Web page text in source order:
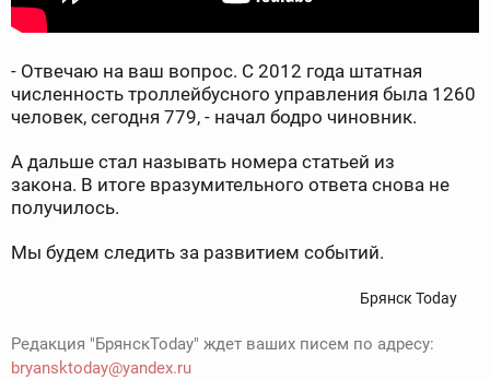
- Отвечаю на ваш вопрос. С 2012 года штатная
численность троллейбусного управления была 1260
человек, сегодня 779, - начал бодро чиновник.
А дальше стал называть номера статьей из
закона. В итоге вразумительного ответа снова не
получилось.
Мы будем следить за развитием событий.
Брянск Today
Редакция "БрянскToday" ждет ваших писем по адресу:
bryansktoday@yandex.ru